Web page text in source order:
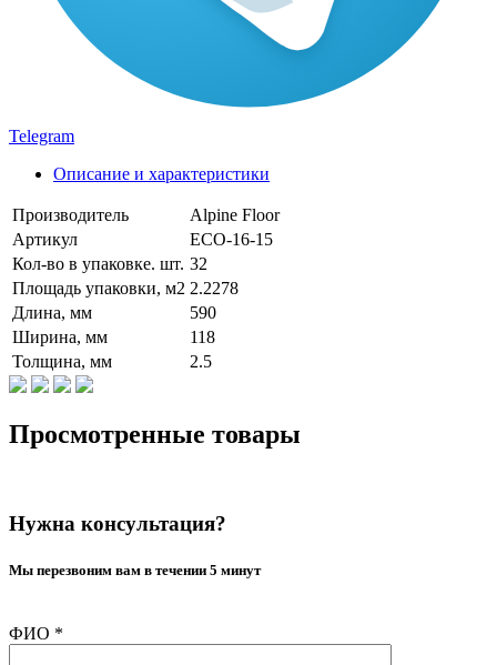
Telegram
Описание и характеристики
Производитель
Alpine Floor
Артикул
ECO-16-15
Кол-во в упаковке. шт. 32
Площадь упаковки, м2 2.2278
Длина, мм
590
Ширина, мм
118
Толщина, мм
2.5
Просмотренные товары
Нужна консультация?
Мы перезвоним вам в течении 5 минут
ФИО *